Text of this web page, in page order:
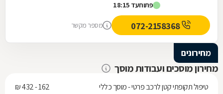
תיהנו משירות...
פתוחעד 18:15
072-2158368 מספר מקשר
מחירונים
מחירון מוסכים ועבודות מוסך
טיפול תקופתי קטן לרכב פרטי - מוסך כללי
162 - 432 ₪